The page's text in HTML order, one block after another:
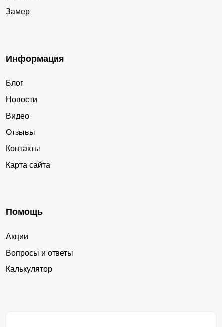
Замер
Информация
Блог
Новости
Видео
Отзывы
Контакты
Карта сайта
Помощь
Акции
Вопросы и ответы
Калькулятор